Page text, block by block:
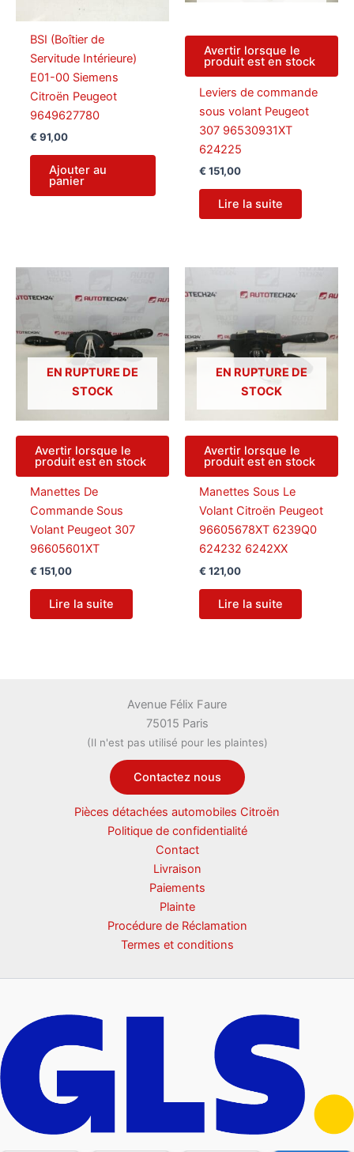
BSI (Boîtier de
Servitude Intérieure)
E01-00 Siemens
Citroën Peugeot
9649627780
€ 91,00
Ajouter au
panier
Avertir lorsque le
produit est en stock
Leviers de commande
sous volant Peugeot
307 96530931XT
624225
€ 151,00
Lire la suite
EN RUPTURE DE
STOCK
Avertir lorsque le
produit est en stock
Manettes De
Commande Sous
Volant Peugeot 307
96605601XT
€ 151,00
Lire la suite
EN RUPTURE DE
STOCK
Avertir lorsque le
produit est en stock
Manettes Sous Le
Volant Citroën Peugeot
96605678XT 6239Q0
624232 6242XX
€ 121,00
Lire la suite
Avenue Félix Faure
75015 Paris
(Il n'est pas utilisé pour les plaintes)
Contactez nous
Pièces détachées automobiles Citroën
Politique de confidentialité
Contact
Livraison
Paiements
Plainte
Procédure de Réclamation
Termes et conditions